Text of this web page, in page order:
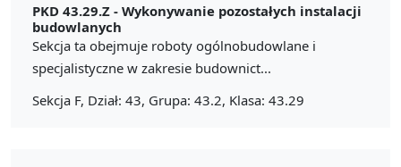
PKD 43.29.Z - Wykonywanie pozostałych instalacji
budowlanych
Sekcja ta obejmuje roboty ogólnobudowlane i
specjalistyczne w zakresie budownict...
Sekcja F, Dział: 43, Grupa: 43.2, Klasa: 43.29